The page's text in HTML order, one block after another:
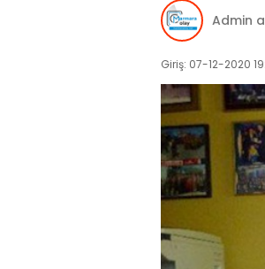
Admin
Giriş: 07-12-2020